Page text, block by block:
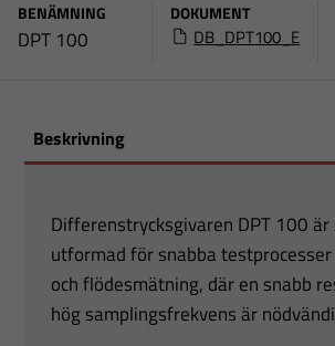
BENÄMNING
DPT 100
DOKUMENT
DB_DPT100_E
Beskrivning
Differenstrycksgivaren DPT 100
utformad för snabba testprocesser
och flödesmätning, där en snabb
hög samplingsfrekvens är